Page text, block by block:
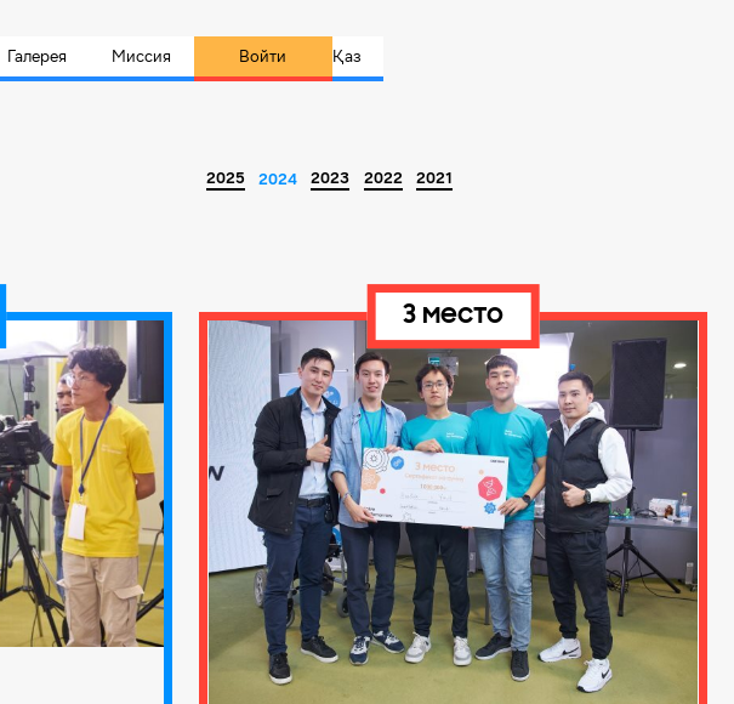
Галерея Миссия Войти Қаз
2025 2024 2023 2022 2021
3 место